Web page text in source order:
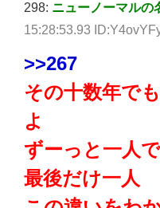
298: ニューノーマルの
15:28:53.93
>>267
その十数年で
よ
ずーっと一人
最後だけ一人